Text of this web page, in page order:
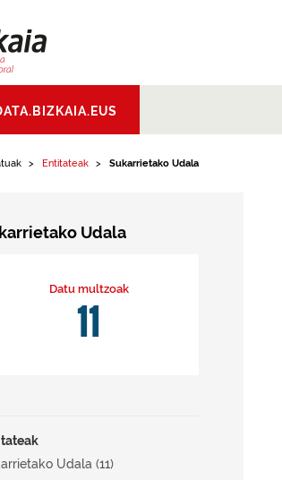
Diputacion
Entitateak Sukarrietako Udala
Udala
Datu multzoak
11
Udala (11)